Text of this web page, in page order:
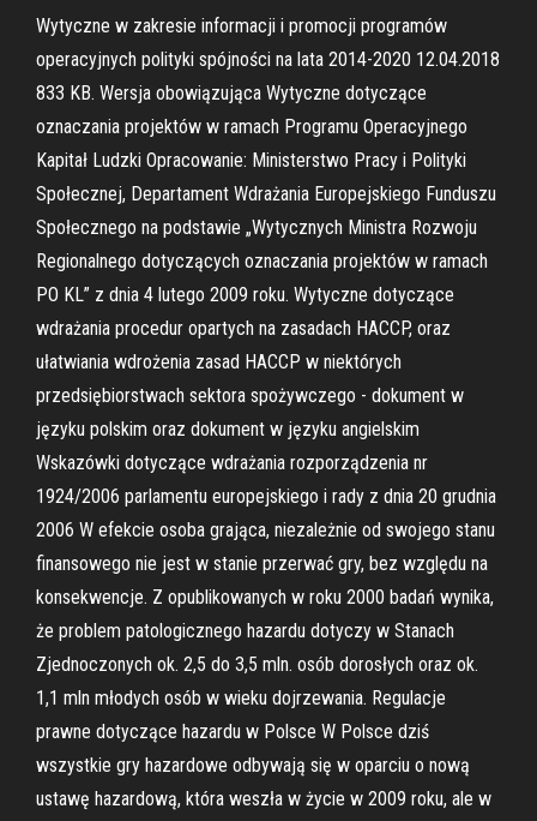
Wytyczne w zakresie informacji i promocji programów
operacyjnych polityki spójności na lata 2014-2020 12.04.2018
833 KB. Wersja obowiązująca Wytyczne dotyczące
oznaczania projektów w ramach Programu Operacyjnego
Kapitał Ludzki Opracowanie: Ministerstwo Pracy i Polityki
Społecznej, Departament Wdrażania Europejskiego Funduszu
Społecznego na podstawie „Wytycznych Ministra Rozwoju
Regionalnego dotyczących oznaczania projektów w ramach
PO KL” z dnia 4 lutego 2009 roku. Wytyczne dotyczące
wdrażania procedur opartych na zasadach HACCP, oraz
ułatwiania wdrożenia zasad HACCP w niektórych
przedsiębiorstwach sektora spożywczego - dokument w
języku polskim oraz dokument w języku angielskim
Wskazówki dotyczące wdrażania rozporządzenia nr
1924/2006 parlamentu europejskiego i rady z dnia 20 grudnia
2006 W efekcie osoba grająca, niezależnie od swojego stanu
finansowego nie jest w stanie przerwać gry, bez względu na
konsekwencje. Z opublikowanych w roku 2000 badań wynika,
że problem patologicznego hazardu dotyczy w Stanach
Zjednoczonych ok. 2,5 do 3,5 mln. osób dorosłych oraz ok.
1,1 mln młodych osób w wieku dojrzewania. Regulacje
prawne dotyczące hazardu w Polsce W Polsce dziś
wszystkie gry hazardowe odbywają się w oparciu o nową
ustawę hazardową, która weszła w życie w 2009 roku, ale w